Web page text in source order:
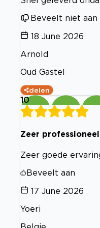
Beveelt niet aan
18 June 2026
Arnold
Oud Gastel
delen
10
Zeer professioneel
Zeer goede
Beveelt aan
17 June 2026
Yoeri